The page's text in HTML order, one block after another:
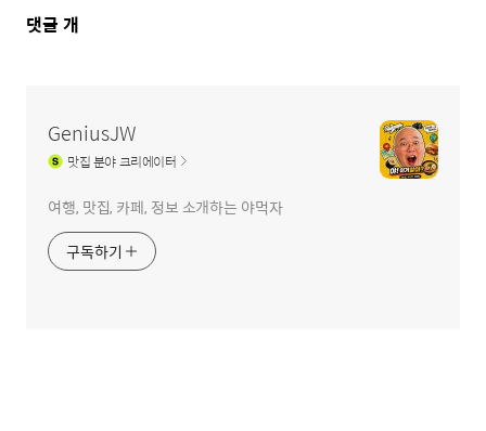
댓
댓글 개
GeniusJW
맛집분야 크리에이터
여행, 맛집, 카페, 정보 소개하는 야먹자
구독하기